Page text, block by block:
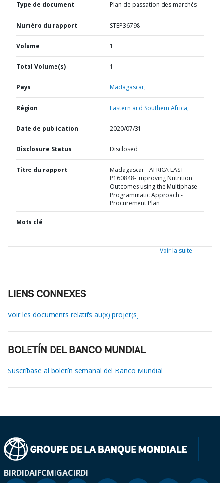
Type de document Plan de passation des marchés
Numéro du rapport STEP36798
Volume 1
Total Volume(s) 1
Pays Madagascar,
Région Eastern and Southern Africa,
Date de publication 2020/07/31
Disclosure Status Disclosed
Titre du rapport
Madagascar - AFRICA EAST-
P160848- Improving Nutrition
Outcomes using the Multiphase
Programmatic Approach -
Procurement Plan
Mots clé
Voir la suite
LIENS CONNEXES
Voir les documents relatifs au(x) projet(s)
BOLETÍN DEL BANCO MUNDIAL
Suscríbase al boletín semanal del Banco Mundial
BIRDIDAIFCMIGACIRDI